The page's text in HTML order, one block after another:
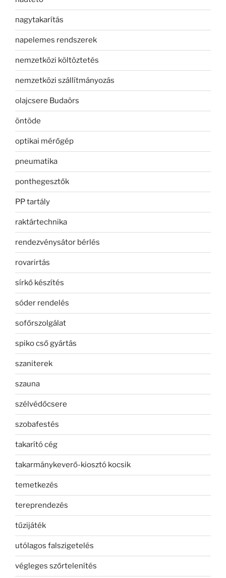
nagytakarítás
napelemes rendszerek
nemzetközi költöztetés
nemzetközi szállítmányozás
olajcsere Budaörs
öntöde
optikai mérőgép
pneumatika
ponthegesztők
PP tartály
raktártechnika
rendezvénysátor bérlés
rovarirtás
sírkő készítés
sóder rendelés
sofőrszolgálat
spiko cső gyártás
szaniterek
szauna
szélvédőcsere
szobafestés
takarító cég
takarmánykeverő-kiosztó kocsik
temetkezés
tereprendezés
tűzijáték
utólagos falszigetelés
végleges szőrtelenítés